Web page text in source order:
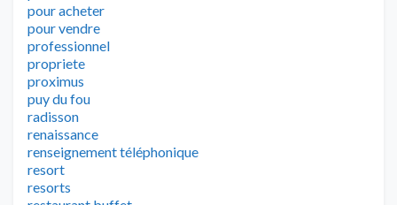
pour acheter
pour vendre
professionnel
propriete
proximus
puy du fou
radisson
renaissance
renseignement téléphonique
resort
resorts